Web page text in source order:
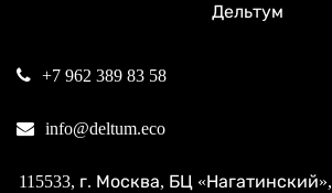
Дельтум
+7 962 389 83 58
info@deltum.eco
115533, г. Москва, БЦ «Нагатинский»,